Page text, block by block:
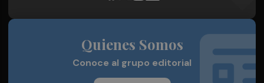
Quienes Somos
Conoce al grupo editorial